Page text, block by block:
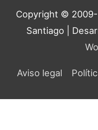
Copyright © 2009-
Santiago |
Aviso legal